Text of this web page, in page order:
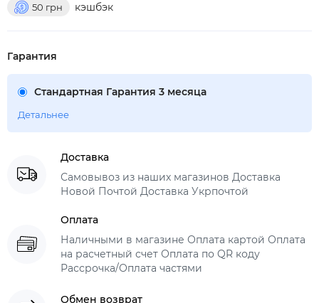
50 грн кэшбэк
Гарантия
Стандартная Гарантия 3 месяца
Детальнее
Доставка
Самовывоз из наших магазинов Доставка
Новой Почтой Доставка Укрпочтой
Оплата
Наличными в магазине Оплата картой Оплата
на расчетный счет Оплата по QR коду
Рассрочка/Оплата частями
Обмен возврат